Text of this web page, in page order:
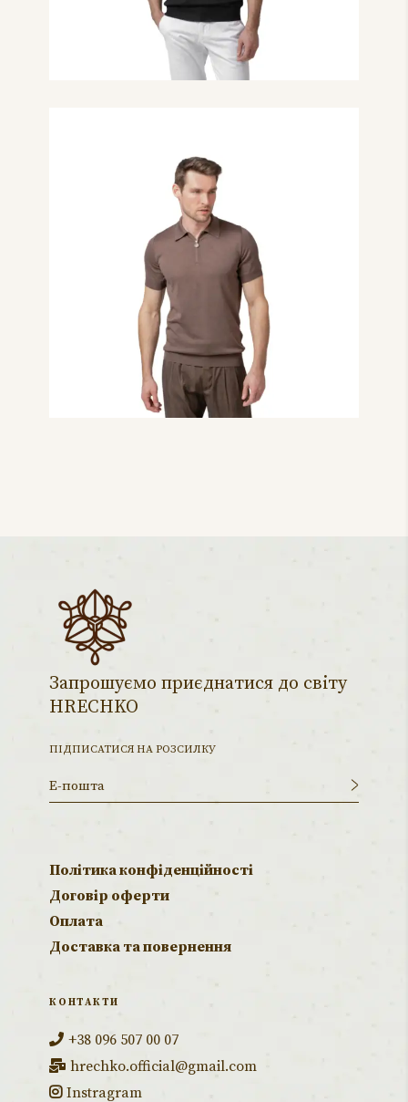
чорного кольору
Поло з коротким
рукавом на блискавці
темно-коричневого
кольору
Запрошуємо приєднатися до світу
HRECHKO
ПІДПИСАТИСЯ НА РОЗСИЛКУ
Політика конфіденційності
Договір оферти
Оплата
Доставка та повернення
КОНТАКТИ
+38 096 507 00 07
hrechko.official@gmail.com
Instragram